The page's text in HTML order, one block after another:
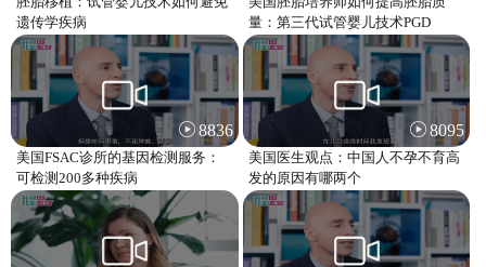
遗传学疾病
量：第三代试管婴儿技术PGD
8836
美国FSAC诊所的基因检测服务：
可检测200多种疾病
8095
美国医生观点：中国人不孕不育高
发的原因有哪两个